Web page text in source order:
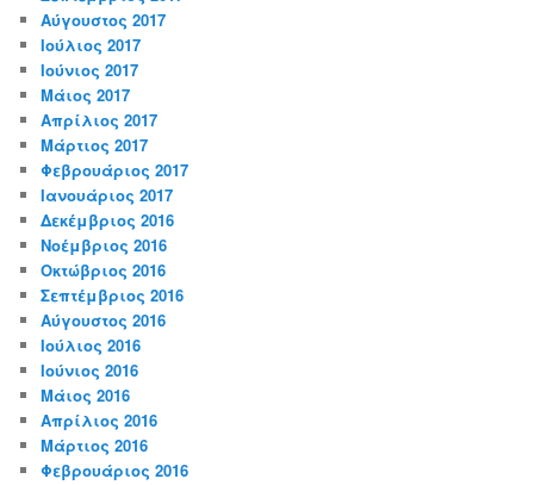
Αύγουστος 2017
Ιούλιος 2017
Ιούνιος 2017
Μάιος 2017
Απρίλιος 2017
Μάρτιος 2017
Φεβρουάριος 2017
Ιανουάριος 2017
Δεκέμβριος 2016
Νοέμβριος 2016
Οκτώβριος 2016
Σεπτέμβριος 2016
Αύγουστος 2016
Ιούλιος 2016
Ιούνιος 2016
Μάιος 2016
Απρίλιος 2016
Μάρτιος 2016
Φεβρουάριος 2016